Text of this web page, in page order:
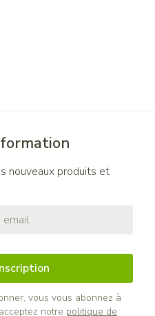
nouveaux produits et
vous vous abonnez à
notre politique de